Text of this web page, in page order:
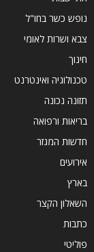
נופש כשר בחו"ל
צבא ושרות לאומי
חינוך
טכנולוגיה ואינטרנט
תזונה נכונה
בריאות ורפואה
חדשות המגזר
אירועים
בארץ
השאלון הקצר
כתבות
פוליטי